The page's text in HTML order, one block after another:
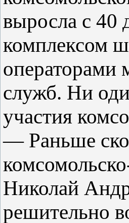
выросла с 40
комплексом
операторами
служб. Ни
участия
— Раньше
Николай
решительно